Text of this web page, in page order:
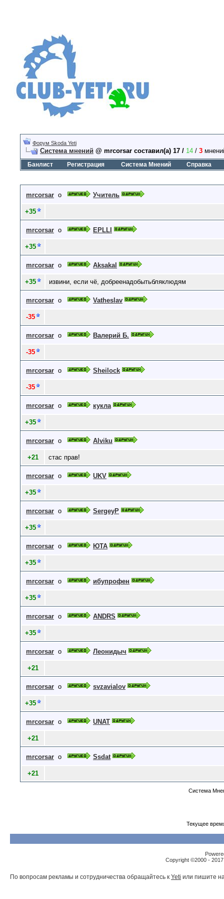
Форум Skoda Yeti
Система мнений @ mrcorsar составил(а) 17 / 14 / 3
Банлист Регистрация Система Мнений Справка
mrcorsar о Учитель
+35
mrcorsar о EPLLI
+35
mrcorsar о Aksakal
+35 извини, если чё, добреенадобытьбляклюдям
mrcorsar о Vatheslav
-35
mrcorsar о Валерий Б.
-35
mrcorsar о Sheilock
-35
mrcorsar о кукла
+35
mrcorsar о Alviku
+21 стас прав!
mrcorsar о UKV
+35
mrcorsar о SergeyP
+35
mrcorsar о ЮТА
+35
mrcorsar о ибупрофен
+35
mrcorsar о ANDRS
+35
mrcorsar о Леонидыч
+21
mrcorsar о svzavialov
+35
mrcorsar о UNAT
+21
mrcorsar о Ssdat
+21
Система
Текущее
Copyright ©2000 -
По вопросам рекламы и сотрудничества обращайтесь к Yeti или пишите